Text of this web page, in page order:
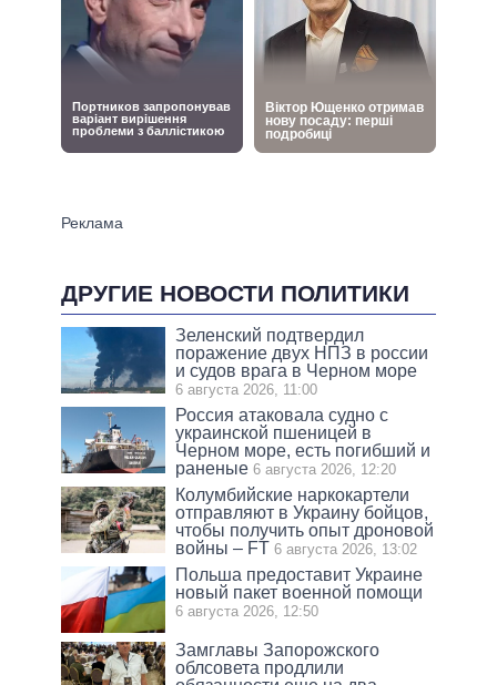
ДРУГИЕ НОВОСТИ ПОЛИТИКИ
Зеленский подтвердил
поражение двух НПЗ в россии
и судов врага в Черном море
6 августа 2026, 11:00
Россия атаковала судно с
украинской пшеницей в
Черном море, есть погибший и
раненые 6 августа 2026, 12:20
Колумбийские наркокартели
отправляют в Украину бойцов,
чтобы получить опыт дроновой
войны – FT 6 августа 2026, 13:02
Польша предоставит Украине
новый пакет военной помощи
6 августа 2026, 12:50
Замглавы Запорожского
облсовета продлили